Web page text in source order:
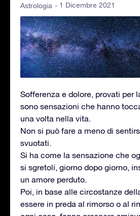
Astrologia - 1 Dicembre 2021
Sofferenza e dolore, provati per
sono sensazioni che hanno
una volta nella vita.
Non si può fare a meno di
svuotati.
Si ha come la sensazione che
si sgretoli, giorno dopo giorno,
un amore perduto.
Poi, in base alle circostanze
essere in preda al rimorso o al